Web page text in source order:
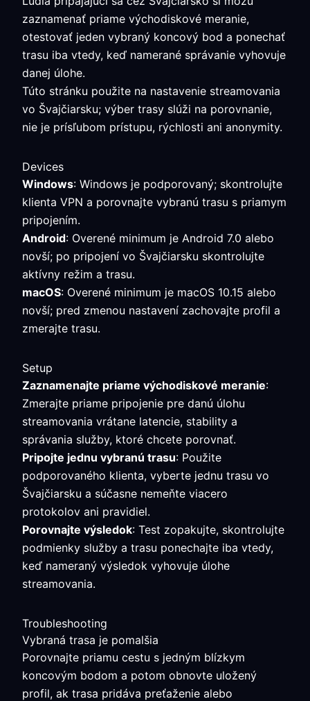
zaznamenať priame východiskové meranie,
otestovať jeden vybraný koncový bod a ponechať
trasu iba vtedy, keď namerané správanie vyhovuje
danej úlohe.
Túto stránku použite na nastavenie streamovania
vo Švajčiarsku; výber trasy slúži na porovnanie,
nie je prísľubom prístupu, rýchlosti ani anonymity.
Devices
Windows: Windows je podporovaný; skontrolujte
klienta VPN a porovnajte vybranú trasu s priamym
pripojením.
Android: Overené minimum je Android 7.0 alebo
novší; po pripojení vo Švajčiarsku skontrolujte
aktívny režim a trasu.
macOS: Overené minimum je macOS 10.15 alebo
novší; pred zmenou nastavení zachovajte profil a
zmerajte trasu.
Setup
Zaznamenajte priame východiskové meranie:
Zmerajte priame pripojenie pre danú úlohu
streamovania vrátane latencie, stability a
správania služby, ktoré chcete porovnať.
Pripojte jednu vybranú trasu: Použite
podporovaného klienta, vyberte jednu trasu vo
Švajčiarsku a súčasne nemeňte viacero
protokolov ani pravidiel.
Porovnajte výsledok: Test zopakujte, skontrolujte
podmienky služby a trasu ponechajte iba vtedy,
keď nameraný výsledok vyhovuje úlohe
streamovania.
Troubleshooting
Vybraná trasa je pomalšia
Porovnajte priamu cestu s jedným blízkym
koncovým bodom a potom obnovte uložený
profil, ak trasa pridáva preťaženie alebo